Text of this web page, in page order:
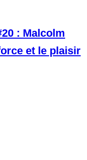
: Malcolm
et le plaisir